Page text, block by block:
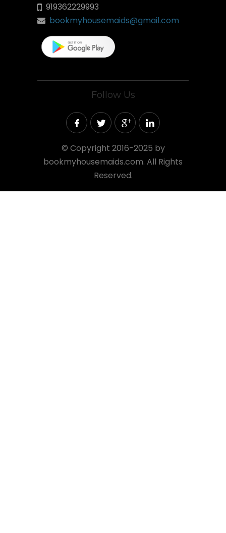
919362229993
bookmyhousemaids@gmail.com
Follow Us
© Copyright 2016-2025 by
bookmyhousemaids.com. All Rights
Reserved.